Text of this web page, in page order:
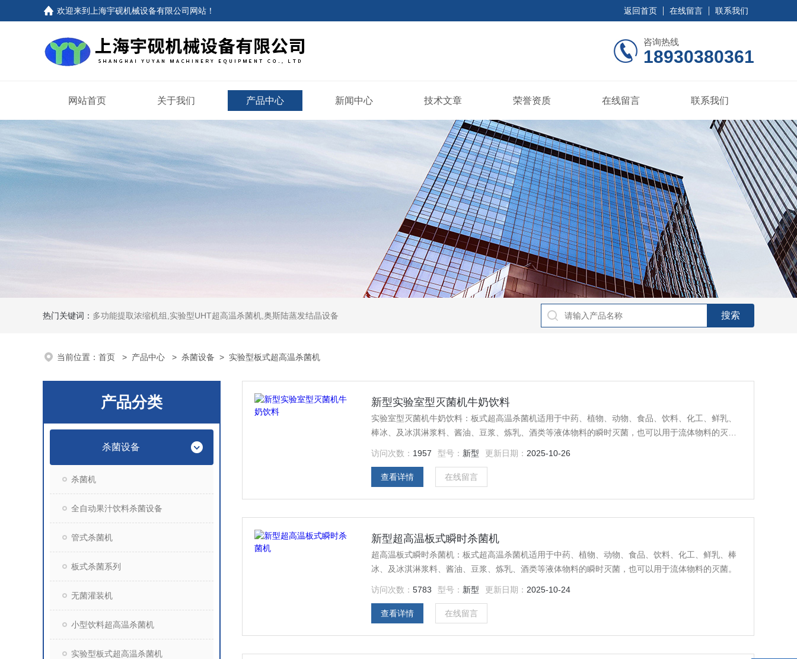
欢迎来到上海宇砚机械设备有限公司网站！ 返回首页 在线留言 联系我们
咨询热线
18930380361
网站首页 关于我们 产品中心 新闻中心 技术文章 荣誉资质 在线留言 联系我们
热门关键词： 多功能提取浓缩机组,实验型UHT超高温杀菌机,奥斯陆蒸发结晶设备
当前位置： 首页 > 产品中心 > 杀菌设备 > 实验型板式超高温杀菌机
产品分类
杀菌设备
杀菌机
全自动果汁饮料杀菌设备
管式杀菌机
板式杀菌系列
无菌灌装机
小型饮料超高温杀菌机
实验型板式超高温杀菌机
新型实验室型灭菌机牛奶饮料
实验室型灭菌机牛奶饮料：板式超高温杀菌机适用于中药、植物、动物、食品、饮料、化工、鲜乳、
棒冰、及冰淇淋浆料、酱油、豆浆、炼乳、酒类等液体物料的瞬时灭菌，也可以用于流体物料的灭
访问次数： 1957 型号： 新型 更新日期： 2025-10-26
查看详情 在线留言
新型超高温板式瞬时杀菌机
超高温板式瞬时杀菌机：板式超高温杀菌机适用于中药、植物、动物、食品、饮料、化工、鲜乳、棒
冰、及冰淇淋浆料、酱油、豆浆、炼乳、酒类等液体物料的瞬时灭菌，也可以用于流体物料的灭菌。
访问次数：5783 型号： 新型 更新日期： 2025-10-24
查看详情 在线留言